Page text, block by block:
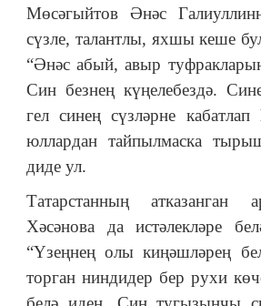
Мөсәгыйтов Әнәс
сүзле, талантлы, яхшы кеше
“Әнәс абый, авыр
Син безнең күңелебездә.
гел синең сүзләрне
юллардан тайпылмаска
диде ул.
Татарстанның атказанган
Хәсәнова да истәлекләре
“Үзеңнең олы киңәшләрең
торган ниндидер бер рухи